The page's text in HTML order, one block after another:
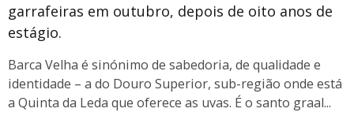
garrafeiras em outubro, depois de oito anos de
estágio.
Barca Velha é sinónimo de sabedoria, de qualidade e
identidade – a do Douro Superior, sub-região onde está
a Quinta da Leda que oferece as uvas. É o santo graal...